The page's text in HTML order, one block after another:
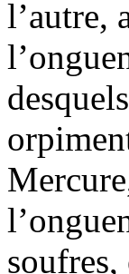
l’autre,